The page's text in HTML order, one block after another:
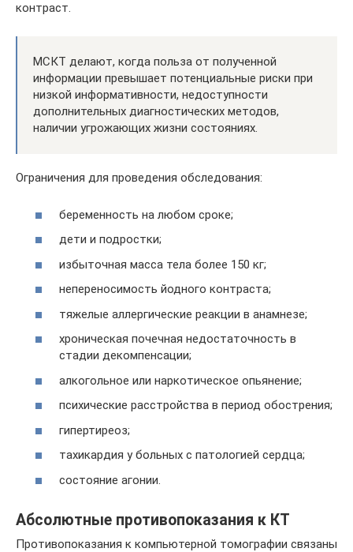
контраст.
МСКТ делают, когда польза от полученной
информации превышает потенциальные риски при
низкой информативности, недоступности
дополнительных диагностических методов,
наличии угрожающих жизни состояниях.
Ограничения для проведения обследования:
беременность на любом сроке;
дети и подростки;
избыточная масса тела более 150 кг;
непереносимость йодного контраста;
тяжелые аллергические реакции в анамнезе;
хроническая почечная недостаточность в
стадии декомпенсации;
алкогольное или наркотическое опьянение;
психические расстройства в период обострения;
гипертиреоз;
тахикардия у больных с патологией сердца;
состояние агонии.
Абсолютные противопоказания к КТ
Противопоказания к компьютерной томографии связаны